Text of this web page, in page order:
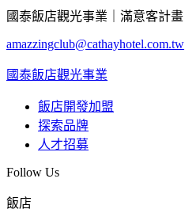
國泰飯店觀光事業｜滿意客計畫
amazzingclub@cathayhotel.com.tw
國泰飯店觀光事業
飯店開發加盟
探索品牌
人才招募
Follow Us
飯店